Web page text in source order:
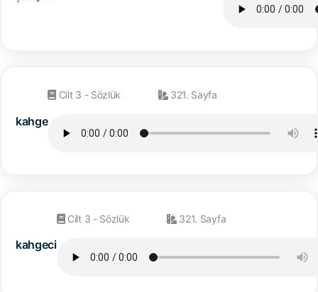
kahge
Cilt 3 - Sözlük 321. Sayfa
kahgeci
Cilt 3 - Sözlük 321. Sayfa